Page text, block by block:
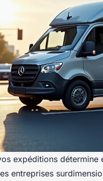
expéditions
entreprises